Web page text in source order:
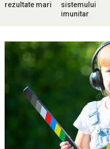
rezultate mari
sistemului
imunitar